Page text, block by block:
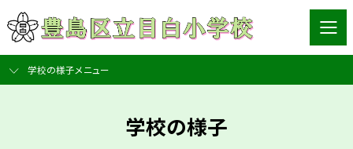
学校の様子メニュー
学校の様子